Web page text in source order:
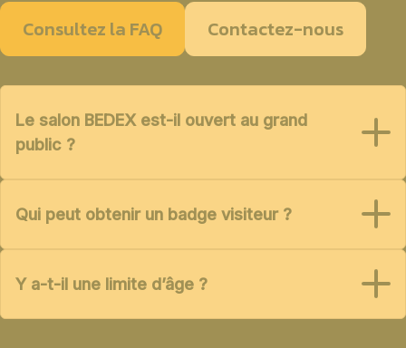
Consultez la FAQ Contactez-nous
Le salon BEDEX est-il ouvert au grand
public ?
Qui peut obtenir un badge visiteur ?
Y a-t-il une limite d’âge ?